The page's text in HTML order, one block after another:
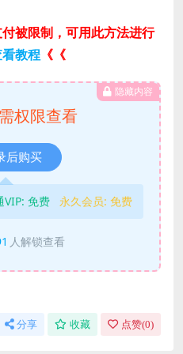
被限制，可用此方法进行
教程 《《
隐藏内容
权限查看
后购买
VIP: 免费 永久会员: 免费
人解锁查看
分享 收藏 点赞(0)